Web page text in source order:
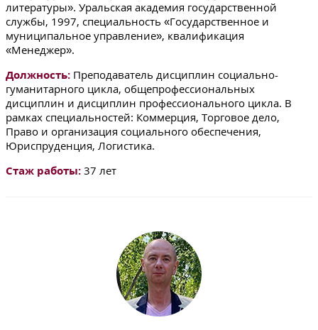
литературы». Уральская академия государственной
службы, 1997, специальность «Государственное и
муниципальное управление», квалификация
«Менеджер».
Должность: Преподаватель дисциплин социально-
гуманитарного цикла, общепрофессиональных
дисциплин и дисциплин профессионального цикла. В
рамках специальностей: Коммерция, Торговое дело,
Право и организация социального обеспечения,
Юриспруденция, Логистика.
Стаж работы: 37 лет